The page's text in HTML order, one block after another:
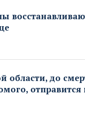
области, до
отправится